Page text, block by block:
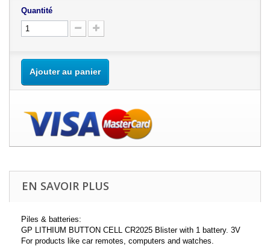
Quantité
Ajouter au panier
EN SAVOIR PLUS
Piles & batteries:
GP LITHIUM BUTTON CELL CR2025 Blister with 1 battery. 3V
For products like car remotes, computers and watches.